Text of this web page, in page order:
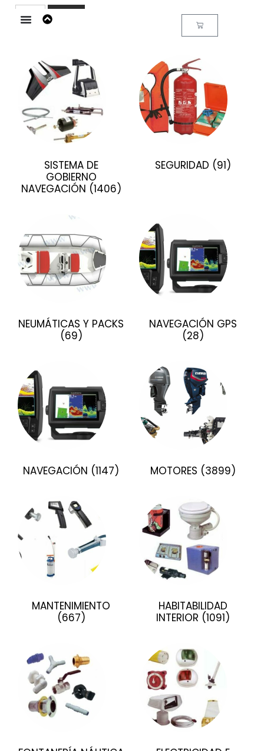
Buscar
SISTEMA DE
GOBIERNO
NAVEGACIÓN (1406)
SEGURIDAD (91)
NEUMÁTICAS Y PACKS
(69)
NAVEGACIÓN GPS
(28)
NAVEGACIÓN (1147) MOTORES (3899)
MANTENIMIENTO
(667)
HABITABILIDAD
INTERIOR (1091)